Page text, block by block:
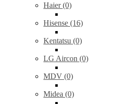
Haier (0)
Hisense (16)
Kentatsu (0)
LG Aircon (0)
MDV (0)
Midea (0)